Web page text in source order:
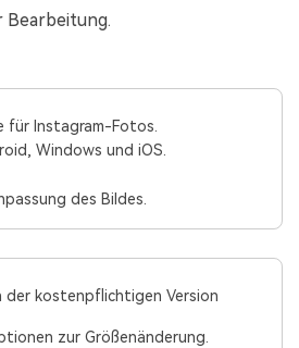
Bearbeitung.
für Instagram-Fotos.
Windows und iOS.
des Bildes.
der kostenpflichtigen Version
zur Größenänderung.